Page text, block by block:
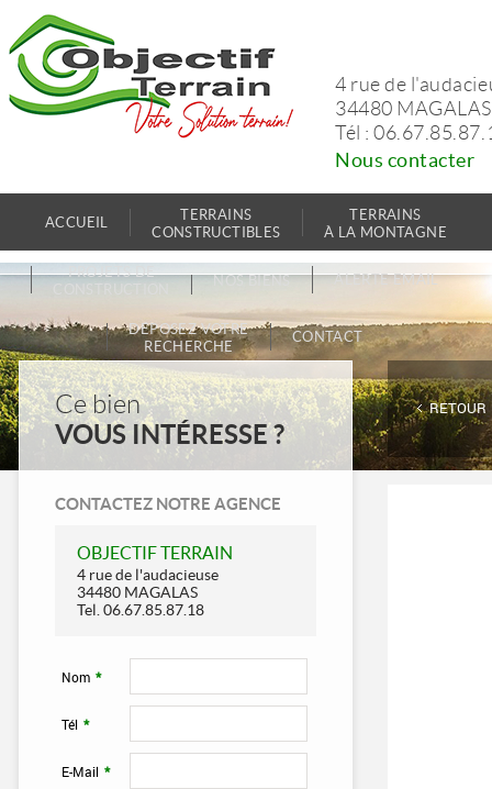
4 rue de
34480 MAGALAS
Tél :
Nous contacter
ACCUEIL
TERRAINS
CONSTRUCTIBLES
TERRAINS
À LA MONTAGNE
PROJETS DE
NOS BIENS ALERTE EMAIL
DÉPOSEZ VOTRE
RECHERCHE
CONTACT
Ce bien
VOUS INTÉRESSE ?
CONTACTEZ NOTRE AGENCE
OBJECTIF TERRAIN
4 rue de l'audacieuse
34480 MAGALAS
Tel.06.67.85.87.18
Nom *
Tél *
E-Mail *
RETOUR